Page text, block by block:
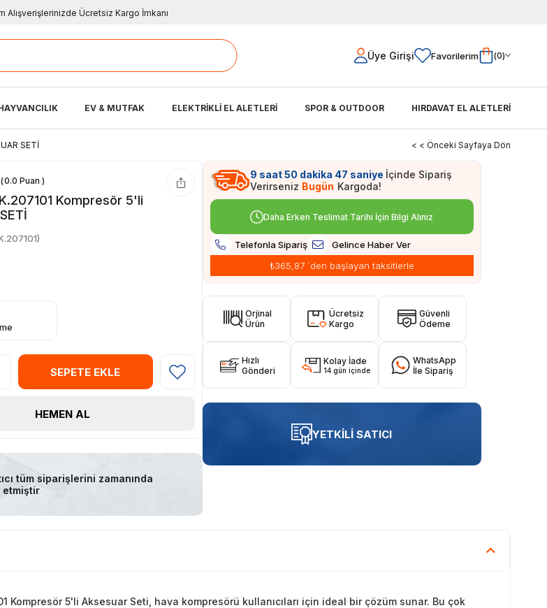
Alışverişlerinizde Ücretsiz Kargo İmkanı
Üye Girişi Favorilerim 0
EV & MUTFAK ELEKTRİKLİ EL ALETLERİ SPOR & OUTDOOR HIRDAVAT EL ALETLERİ
SETİ < < Önceki Sayfaya Dön
0.0
Kompresör 5'li
tüm siparişlerini zamanında
etmiştir
9 saat50 dakika 47 saniye İçinde Sipariş
Verirseniz Bugün Kargoda!
Daha Erken Teslimat Tarihi İçin Bilgi Alınız
Telefonla Sipariş
Gelince Haber Ver
₺365,87 `den başlayan taksitlerle
Orjinal
Ürün
Ücretsiz
Kargo
Güvenli
Ödeme
Hızlı
Gönderi
Kolay İade
14 gün içinde
WhatsApp
İle Sipariş
YETKİLİ SATICI
Kompresör 5'li Aksesuar Seti, hava kompresörü kullanıcıları için ideal bir çözüm sunar. Bu çok